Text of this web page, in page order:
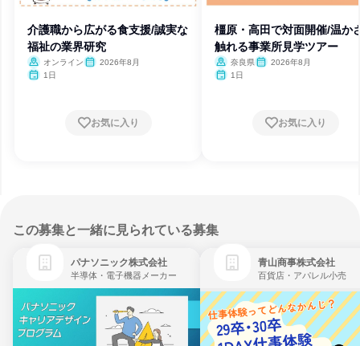
介護職から広がる食支援/誠実な
福祉の業界研究
オンライン
2026年8月
1日
お気に入り
橿原・高田で対面開催/温か
触れる事業所見学ツアー
奈良県
2026年8月
1日
お気に入り
この募集と一緒に見られている募集
パナソニック株式会社
半導体・電子機器メーカー
青山商事株式会社
百貨店・アパレル小売